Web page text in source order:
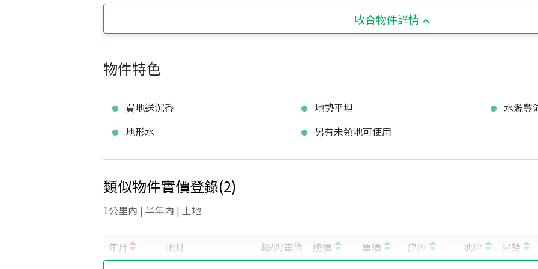
收合物件詳情
物件特色
買地送沉香 地勢平坦
水源豐
地形水
另有未領地可使用
類似物件實價登錄(2)
1公里內 | 半年內 | 土地